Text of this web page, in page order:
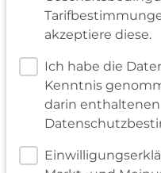
akzeptiere diese.
Ich habe die
Kenntnis
darin enthaltenen